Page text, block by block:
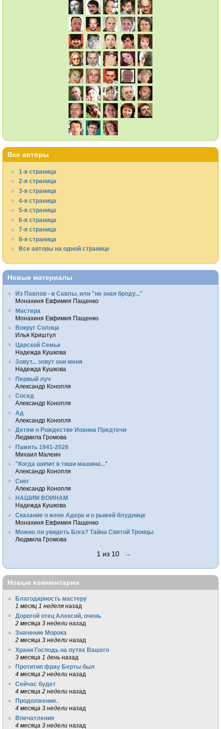
Все авторы
1-я страница
2-я страница
3-я страница
4-я страница
5-я страница
6-я страница
7-я страница
8-я страница
Все авторы на одной странице
Новые материалы
Из Павлов - в Савлы, или "не зная броду..."
Монахиня Евфимия Пащенко
Мастера
Монахиня Евфимия Пащенко
Вокруг Солнца
Илья Криштул
Царской Семье
Надежда Кушкова
Зовут... зовут они меня
Надежда Кушкова
Первый луч
Александр Конопля
Сосед
Александр Конопля
Ад
Александр Конопля
Детям о Рождестве Иоанна Предтечи
Людмила Громова
Память 1941-2026
Михаил Малеин
"Когда шипит в тиши машина..."
Александр Конопля
Снег
Александр Конопля
НАШИМ ВОИНАМ
Надежда Кушкова
Сказание о жене Адера и о рыжей блуднице
Монахиня Евфимия Пащенко
Можно ли увидеть Бога? Тайна Святой Троицы
Людмила Громова
1 из 10 →
Новые комментарии
Благодарность мастеру
1 месяц 1 неделя назад
Дорогой отец Алексий, очень
2 месяца 3 недели назад
Значение Морока
2 месяца 3 недели назад
Храни Господь на путях Вашего
3 месяца 1 день назад
Протитип фрау Берты был
4 месяца 2 недели назад
Сейчас будет
4 месяца 2 недели назад
Продолжение.
4 месяца 3 недели назад
Впечатления
4 месяца 3 недели назад